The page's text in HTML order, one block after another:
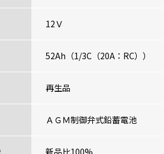
12Ｖ
52Ah（1/3C（20A：RC））
再生品
ＡＧＭ制御弁式鉛蓄電池